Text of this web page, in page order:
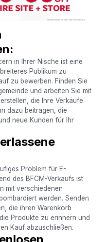
in Ihrer Nische ist eine
Publikum zu
zu bewerben. Finden Sie
und arbeiten Sie mit
die Ihre Verkäufe
dazu beitragen, die
neue Kunden für Ihr
Problem für E-
des BFCM-Verkaufs ist
mit verschiedenen
werden. Senden
die ihren Warenkorb
Produkte zu erinnern und
Kauf abzuschließen.